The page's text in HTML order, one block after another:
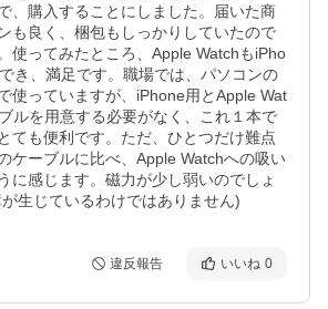
、購入することにしました。届いた商
も良く、梱包もしっかりしていたので
使ってみたところ、Apple WatchもiPho
き、満足です。職場では、パソコンの
使っていますが、iPhone用とApple Wat
ルを用意する必要がなく、これ１本で
ても便利です。ただ、ひとつだけ難点
ケーブルに比べ、Apple Watchへの吸い
に感じます。磁力が少し弱いのでしょ
生じているわけではありません)
違反報告 いいね 0